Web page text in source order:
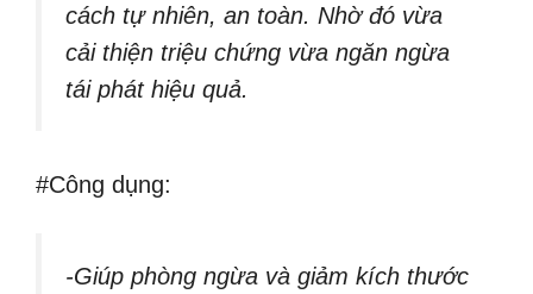
cách tự nhiên, an toàn. Nhờ đó vừa
cải thiện triệu chứng vừa ngăn ngừa
tái phát hiệu quả.
#Công dụng:
-Giúp phòng ngừa và giảm kích thước